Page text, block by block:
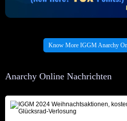
Know More IGGM Anarchy
Anarchy Online Nachrichten